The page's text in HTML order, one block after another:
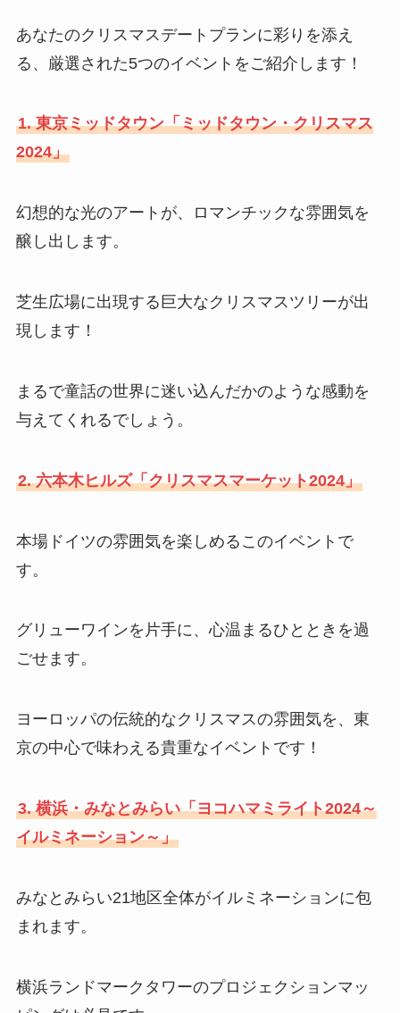
あなたのクリスマスデートプランに彩りを添え
る、厳選された5つのイベントをご紹介します！
1. 東京ミッドタウン「ミッドタウン・クリスマス
2024」
幻想的な光のアートが、ロマンチックな雰囲気を
醸し出します。
芝生広場に出現する巨大なクリスマスツリーが出
現します！
まるで童話の世界に迷い込んだかのような感動を
与えてくれるでしょう。
2. 六本木ヒルズ「クリスマスマーケット2024」
本場ドイツの雰囲気を楽しめるこのイベントで
す。
グリューワインを片手に、心温まるひとときを過
ごせます。
ヨーロッパの伝統的なクリスマスの雰囲気を、東
京の中心で味わえる貴重なイベントです！
3. 横浜・みなとみらい「ヨコハマミライト2024～
イルミネーション～」
みなとみらい21地区全体がイルミネーションに包
まれます。
横浜ランドマークタワーのプロジェクションマッ